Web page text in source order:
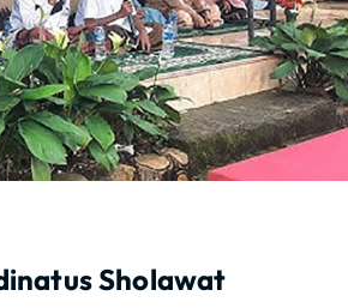
Sholawat